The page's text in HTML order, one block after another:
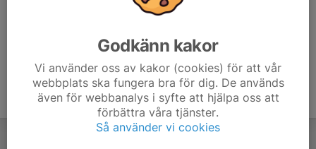
Godkänn kakor
Vi använder oss av kakor (cookies) för att vår
webbplats ska fungera bra för dig. De används
även för webbanalys i syfte att hjälpa oss att
förbättra våra tjänster.
Så använder vi cookies